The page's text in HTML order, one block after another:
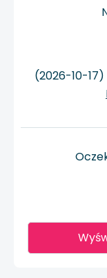
(2026-10-17)